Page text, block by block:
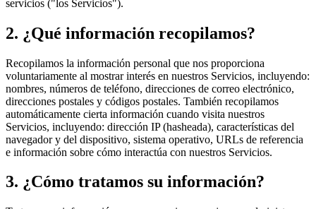
servicios ("los Servicios").
2. ¿Qué información recopilamos?
Recopilamos la información personal que nos proporciona
voluntariamente al mostrar interés en nuestros Servicios, incluyendo:
nombres, números de teléfono, direcciones de correo electrónico,
direcciones postales y códigos postales. También recopilamos
automáticamente cierta información cuando visita nuestros
Servicios, incluyendo: dirección IP (hasheada), características del
navegador y del dispositivo, sistema operativo, URLs de referencia
e información sobre cómo interactúa con nuestros Servicios.
3. ¿Cómo tratamos su información?